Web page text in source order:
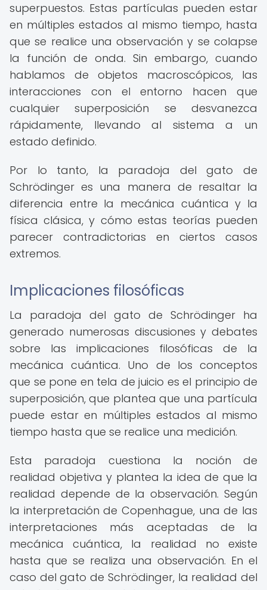
superpuestos. Estas partículas pueden estar
en múltiples estados al mismo tiempo, hasta
que se realice una observación y se colapse
la función de onda. Sin embargo, cuando
hablamos de objetos macroscópicos, las
interacciones con el entorno hacen que
cualquier superposición se desvanezca
rápidamente, llevando al sistema a un
estado definido.
Por lo tanto, la paradoja del gato de
Schrödinger es una manera de resaltar la
diferencia entre la mecánica cuántica y la
física clásica, y cómo estas teorías pueden
parecer contradictorias en ciertos casos
extremos.
Implicaciones filosóficas
La paradoja del gato de Schrödinger ha
generado numerosas discusiones y debates
sobre las implicaciones filosóficas de la
mecánica cuántica. Uno de los conceptos
que se pone en tela de juicio es el principio de
superposición, que plantea que una partícula
puede estar en múltiples estados al mismo
tiempo hasta que se realice una medición.
Esta paradoja cuestiona la noción de
realidad objetiva y plantea la idea de que la
realidad depende de la observación. Según
la interpretación de Copenhague, una de las
interpretaciones más aceptadas de la
mecánica cuántica, la realidad no existe
hasta que se realiza una observación. En el
caso del gato de Schrödinger, la realidad del